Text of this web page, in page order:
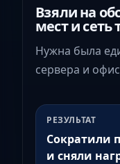
Взяли на
мест и
Нужна была
сервера и
РЕЗУЛЬТАТ
Сократили
и сняли